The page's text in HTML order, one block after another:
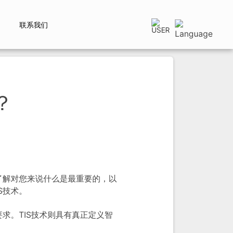
联系我们
对您来说什么是最重要的，以
术。
。TIS技术则具有真正定义智